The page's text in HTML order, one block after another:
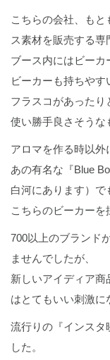
こちらの会社、も
ス素材を販売する専
ブース内にはビーカ
ビーカーも持ちや
フラスコがあったり
使い勝手良さそうな
アロマを作る時以外
あの有名な『Blue
白河にあります）で
こちらのビーカーを
700以上のブランド
ませんでしたが、
新しいアイディア
はとてもいい刺激に
流行りの『インスタ
した。